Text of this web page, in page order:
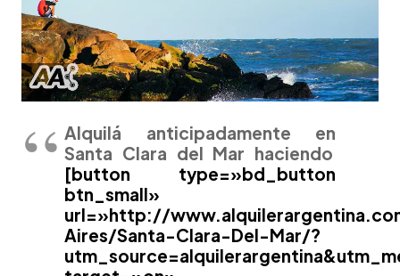
Alquilá anticipadamente en
Santa Clara del Mar haciendo
[button type=»bd_button
btn_small»
url=»http://
Aires/Santa-Clara-Del-Mar/?